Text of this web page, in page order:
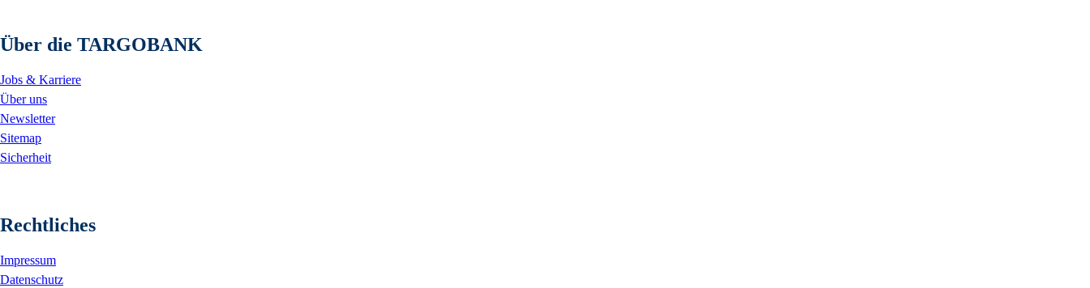
Über die TARGOBANK
Jobs & Karriere
Über uns
Newsletter
Sitemap
Sicherheit
Rechtliches
Impressum
Datenschutz